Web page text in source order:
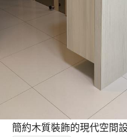
簡約木質裝飾的現代空間